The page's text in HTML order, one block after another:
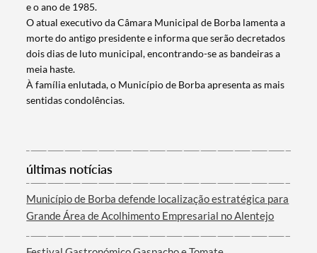
Termo de Pesquisa
e o ano de 1985.
O atual executivo da Câmara Municipal de Borba lamenta a
morte do antigo presidente e informa que serão decretados
dois dias de luto municipal, encontrando-se as bandeiras a
meia haste.
À família enlutada, o Município de Borba apresenta as mais
sentidas condolências.
últimas notícias
Município de Borba defende localização estratégica para
Grande Área de Acolhimento Empresarial no Alentejo